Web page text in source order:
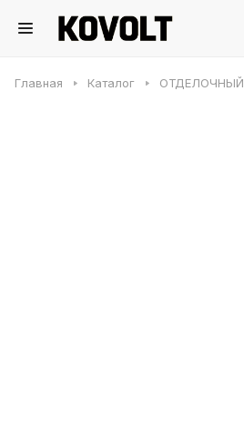
Главная Каталог ОТДЕЛОЧНЫЙ